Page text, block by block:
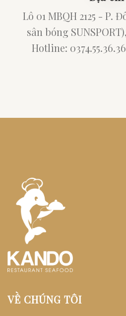
Lô 01 MBQH 2125 - P.
sân bóng
Hotline:
VỀ CHÚNG TÔI